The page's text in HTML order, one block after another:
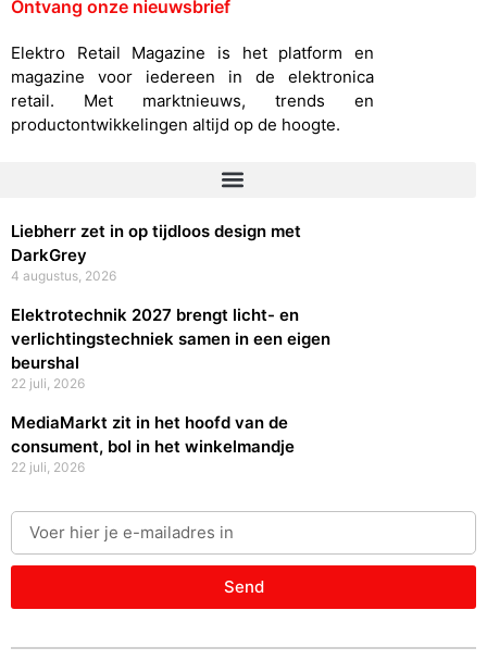
Ontvang onze nieuwsbrief
Elektro Retail Magazine is het platform en
magazine voor iedereen in de elektronica
retail. Met marktnieuws, trends en
productontwikkelingen altijd op de hoogte.
Liebherr zet in op tijdloos design met
DarkGrey
4 augustus, 2026
Elektrotechnik 2027 brengt licht- en
verlichtingstechniek samen in een eigen
beurshal
22 juli, 2026
MediaMarkt zit in het hoofd van de
consument, bol in het winkelmandje
22 juli, 2026
Send